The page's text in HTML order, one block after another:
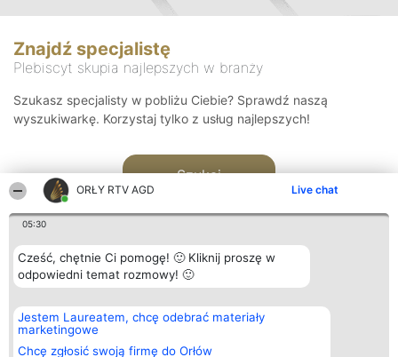
ORŁY RTV AGD Live chat
05:30
Cześć, chętnie Ci pomogę! 🙂 Kliknij proszę w
odpowiedni temat rozmowy! 🙂
Jestem Laureatem, chcę odebrać materiały
marketingowe
Chcę zgłosić swoją firmę do Orłów
Znajdź specjalistę
Plebiscyt skupia najlepszych w branży
Szukasz specjalisty w pobliżu Ciebie? Sprawdź naszą
wyszukiwarkę. Korzystaj tylko z usług najlepszych!
Szukaj
Organizator plebiscytu
Bright Side Solutions sp. z o.
o. sp. k.
ul. Ruska 22
Plebiscyt
Laureaci
wszystkich
Kontakt
Kontakt